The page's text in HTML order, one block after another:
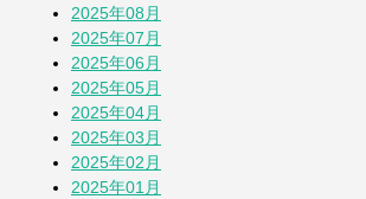
そら豆
「おばさん」は何歳まで？
2025年08月
2025年07月
2025年06月
2025年05月
2025年04月
2025年03月
2025年02月
2025年01月